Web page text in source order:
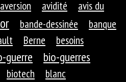
aversion avidité
avis du
bande-dessinée
banque
Berne besoins
guerre bio-guerres
biotech blanc